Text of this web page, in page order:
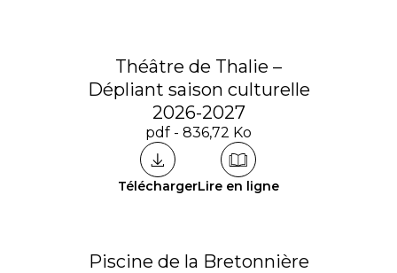
Théâtre de Thalie –
Dépliant saison culturelle
2026-2027
pdf - 836,72 Ko
TéléchargerLire en ligne
Piscine de la Bretonnière